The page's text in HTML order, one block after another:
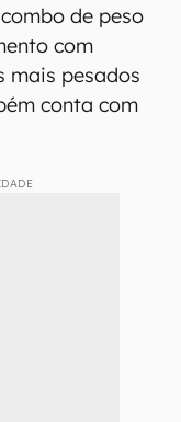
de peso
com
mais pesados
conta com